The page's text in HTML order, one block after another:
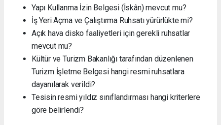
Yapı Kullanma İzin Belgesi (İskân) mevcut mu?
İş Yeri Açma ve Çalıştırma Ruhsatı yürürlükte mi?
Açık hava disko faaliyetleri için gerekli ruhsatlar
mevcut mu?
Kültür ve Turizm Bakanlığı tarafından düzenlenen
Turizm İşletme Belgesi hangi resmi ruhsatlara
dayanılarak verildi?
Tesisin resmi yıldız sınıflandırması hangi kriterlere
göre belirlendi?